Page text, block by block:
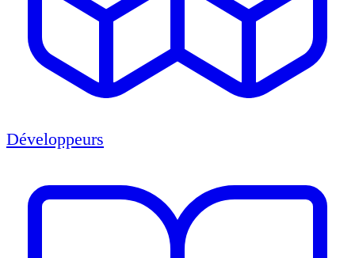
Développeurs